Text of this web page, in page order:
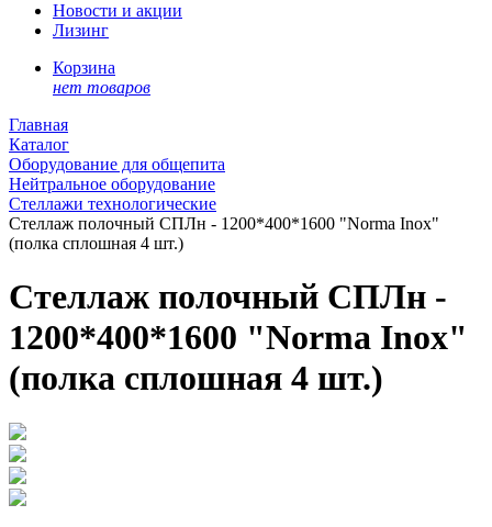
Новости и акции
Лизинг
Корзина
нет товаров
Главная
Каталог
Оборудование для общепита
Нейтральное оборудование
Стеллажи технологические
Стеллаж полочный СПЛн - 1200*400*1600 "Norma Inox"
(полка сплошная 4 шт.)
Стеллаж полочный СПЛн -
1200*400*1600 "Norma Inox"
(полка сплошная 4 шт.)